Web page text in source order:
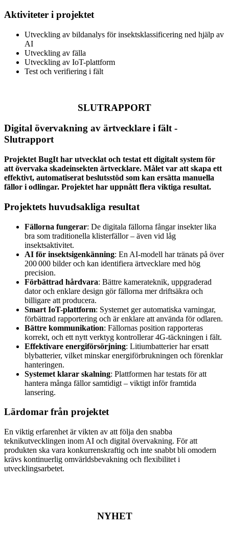
Aktiviteter i projektet
Utveckling av bildanalys för insektsklassificering ned hjälp av
AI
Utveckling av fälla
Utveckling av IoT-plattform
Test och verifiering i fält
SLUTRAPPORT
Digital övervakning av ärtvecklare i fält-
Slutrapport
Projektet BugIt har utvecklat och testat ett digitalt system för
att övervaka skadeinsekten ärtvecklare. Målet var att skapa ett
effektivt, automatiserat beslutsstöd som kan ersätta manuella
fällor i odlingar. Projektet har uppnått flera viktiga resultat.
Projektets huvudsakliga resultat
Fällorna fungerar: De digitala fällorna fångar insekter lika
bra som traditionella klisterfällor – även vid låg
insektsaktivitet.
AI för insektsigenkänning: En AI-modell har tränats på över
200 000 bilder och kan identifiera ärtvecklare med hög
precision.
Förbättrad hårdvara: Bättre kamerateknik, uppgraderad
dator och enklare design gör fällorna mer driftsäkra och
billigare att producera.
Smart IoT-plattform: Systemet ger automatiska varningar,
förbättrad rapportering och är enklare att använda för odlaren.
Bättre kommunikation: Fällornas position rapporteras
korrekt, och ett nytt verktyg kontrollerar 4G-täckningen i fält.
Effektivare energiförsörjning: Litiumbatterier har ersatt
blybatterier, vilket minskar energiförbrukningen och förenklar
hanteringen.
Systemet klarar skalning: Plattformen har testats för att
hantera många fällor samtidigt – viktigt inför framtida
lansering.
Lärdomar från projektet
En viktig erfarenhet är vikten av att följa den snabba
teknikutvecklingen inom AI och digital övervakning. För att
produkten ska vara konkurrenskraftig och inte snabbt bli omodern
krävs kontinuerlig omvärldsbevakning och flexibilitet i
utvecklingsarbetet.
NYHET